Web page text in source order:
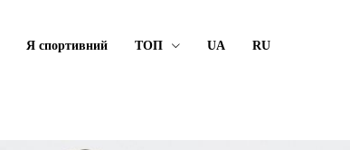
Я спортивний ТОП UA RU